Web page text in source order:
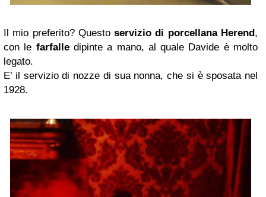
Il mio preferito? Questoservizio di porcellana Herend ,
con le farfalledipinte a mano, al quale Davide è molto
legato.
E’ il servizio di nozze di sua nonna, che si è sposata nel
1928.